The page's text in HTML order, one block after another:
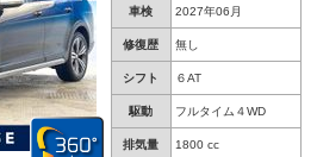
車検 2027年06月
修復歴 無し
シフト ６AT
駆動 フルタイム４WD
排気量 1800 cc